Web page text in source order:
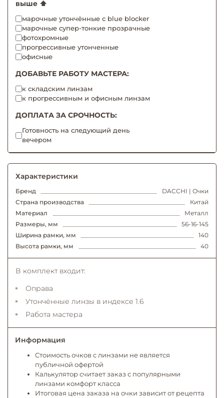
выше ⬆️
марочные утончённые с blue blocker
марочные супер-тонкие прозрачные
фотохромные
прогрессивные утонченные
офисные
ДОБАВЬТЕ РАБОТУ МАСТЕРА:
к складским линзам
к прогрессивным и офисным линзам
ДОПЛАТА ЗА СРОЧНОСТЬ:
Готовность на следующий день
вечером
Характеристики
Бренд
DACCHI | Очки
Страна производства
Китай
Материал
Металл
Размеры, мм
56-16-145
Ширина рамки, мм
140
Высота рамки, мм
40
В комплект входит:
Оправа
Утончённые линзы в индексе 1.6
Работа мастера
Информация
Стоимость очков с линзами не является
публичной офертой
Калькулятор считает заказ с популярными
линзами комфорт класса
Итоговая цена заказа на очки зависит от рецепта